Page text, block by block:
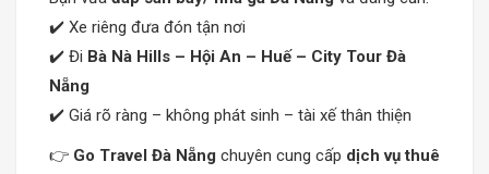
✔️ Xe riêng đưa đón tận nơi
✔️ Đi Bà Nà Hills – Hội An – Huế – City Tour Đà
Nẵng
✔️ Giá rõ ràng – không phát sinh – tài xế thân thiện
👉 Go Travel Đà Nẵng chuyên cung cấp dịch vụ thuê